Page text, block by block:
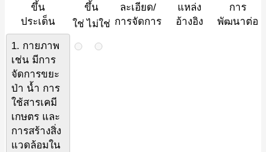
ขึ้น
ประเด็น
ขึ้น
ละเอียด/
การจัดการ
แหล่ง
อ้างอิง
การ
พัฒนาต่อ
ใช่ ไม่ใช่
1. กายภาพ
เช่น มีการ
จัดการขยะ
ป่า น้ำ การ
ใช้สารเคมี
เกษตร และ
การสร้างสิ่ง
แวดล้อมใน